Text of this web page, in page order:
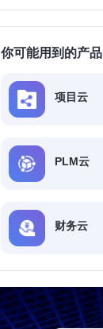
你可能用到的产品
项目云
PLM云
财务云